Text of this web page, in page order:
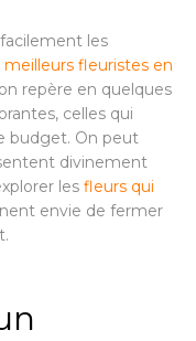
les
meilleurs fleuristes en
repère en quelques
celles qui
budget. On peut
divinement
les fleurs qui
envie de fermer